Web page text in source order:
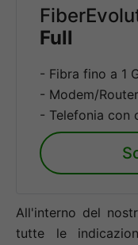
Full
- Fibra fino a 1
- Modem/
- Telefonia con
All'interno del
tutte le